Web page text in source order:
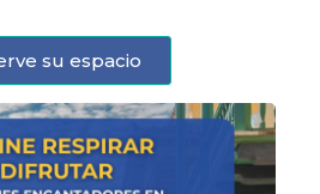
su espacio